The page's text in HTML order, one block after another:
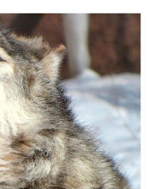
nigdy nie był
potrzebującym
obojętni na
z posesji na